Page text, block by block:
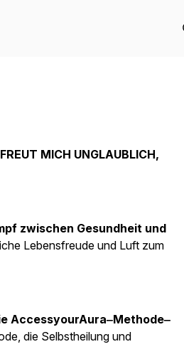
MICH UNGLAUBLICH,
zwischen Gesundheit und
Lebensfreude und Luft zum
AccessyourAura‒Methode‒
die Selbstheilung und